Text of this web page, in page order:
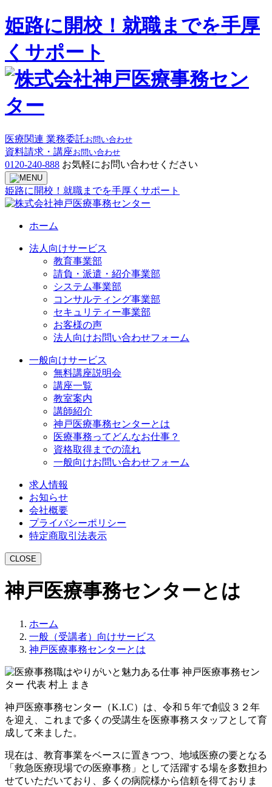
姫路に開校！就職までを手厚
くサポート
医療関連 業務委託お問い合わせ
資料請求・講座お問い合わせ
0120-240-888 お気軽にお問い合わせください
姫路に開校！就職までを手厚くサポート
ホーム
法人向けサービス
教育事業部
請負・派遣・紹介事業部
システム事業部
コンサルティング事業部
セキュリティー事業部
お客様の声
法人向けお問い合わせフォーム
一般向けサービス
無料講座説明会
講座一覧
教室案内
講師紹介
神戸医療事務センターとは
医療事務ってどんなお仕事？
資格取得までの流れ
一般向けお問い合わせフォーム
求人情報
お知らせ
会社概要
プライバシーポリシー
特定商取引法表示
CLOSE
神戸医療事務センターとは
ホーム
一般（受講者）向けサービス
神戸医療事務センターとは
神戸医療事務センター（K.I.C）は、令和５年で創設３２年
を迎え、これまで多くの受講生を医療事務スタッフとして育
成して来ました。
現在は、教育事業をベースに置きつつ、地域医療の要となる
「救急医療現場での医療事務」として活躍する場を多数担わ
せていただいており、多くの病院様から信頼を得ておりま